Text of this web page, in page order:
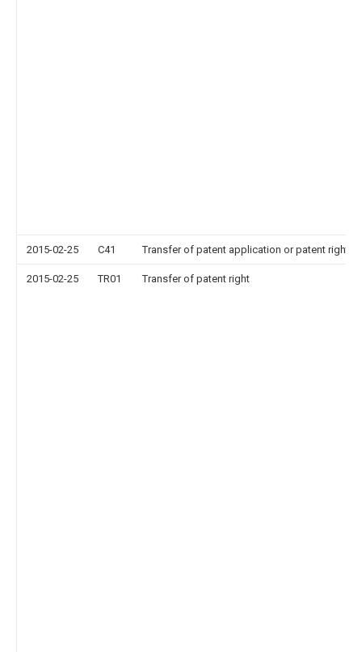
2015-02-25 C41 Transfer of patent application or patent right
2015-02-25 TR01 Transfer of patent right